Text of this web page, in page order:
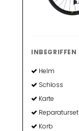
INBEGRIFFEN
Helm
Schloss
Karte
Reparaturset
Korb